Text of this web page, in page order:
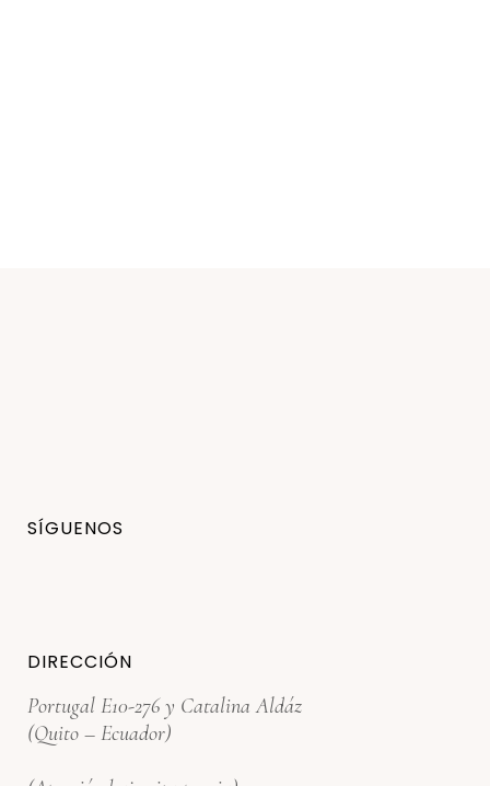
SÍGUENOS
DIRECCIÓN
Portugal E10-276 y Catalina Aldáz
(Quito – Ecuador)